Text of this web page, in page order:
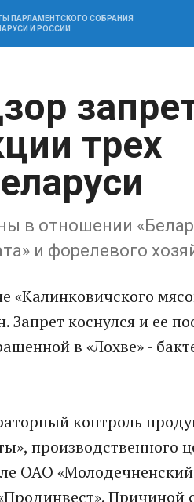
ПАРЛАМЕНТСКОГО СОБРАНИЯ
И РОССИИ
трех
в отношении
и форелевого
«Калинковичского
Запрет коснулся и ее
в «Лохве» -
контроль
производственного
ОАО
Причиной